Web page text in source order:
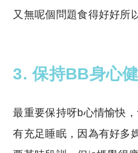
又無呢個問題食得好好所
3. 保持BB身心
最重要保持呀b心情愉快
有充足睡眠，因為有好多